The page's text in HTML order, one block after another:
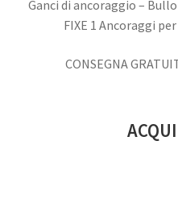
Ganci di ancoraggio –
FIXE 1 Ancoraggi
CONSEGNA